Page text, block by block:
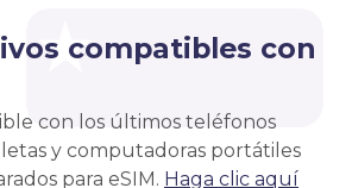
compatibles con
con los últimos teléfonos
y computadoras portátiles
para eSIM. Haga clic aquí